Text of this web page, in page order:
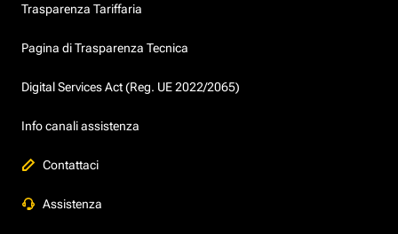
Trasparenza Tariffaria
Pagina di Trasparenza Tecnica
Digital Services Act (Reg. UE 2022/2065)
Info canali assistenza
Contattaci
Assistenza